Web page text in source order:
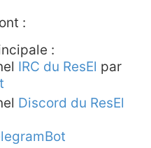
:
:
IRC du ResEl par
Discord du ResEl